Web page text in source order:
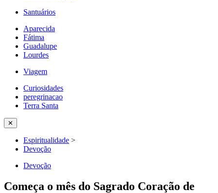
Santuários
Aparecida
Fátima
Guadalupe
Lourdes
Viagem
Curiosidades
peregrinacao
Terra Santa
✕
Espiritualidade >
Devoção
Devoção
Começa o mês do Sagrado Coração de